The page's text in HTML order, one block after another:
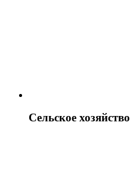
Сельское хозяйство